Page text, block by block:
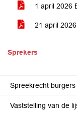
1 april 2026
21 april
Sprekers
Spreekrecht burgers
Vaststelling van de